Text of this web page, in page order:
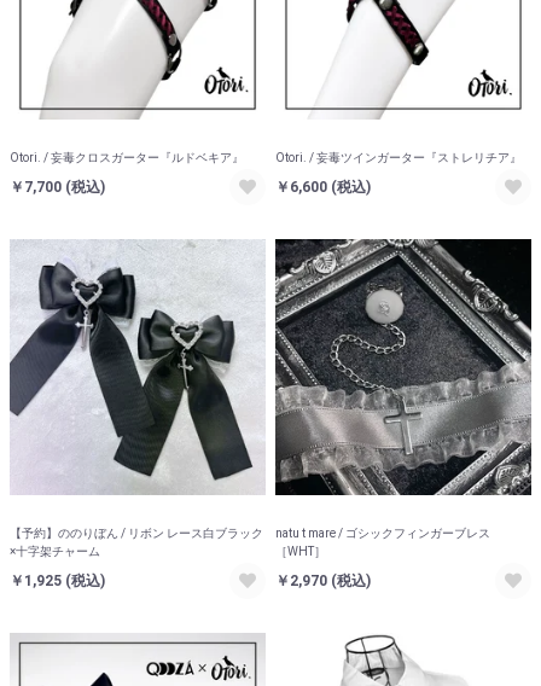
Otori. / 妄毒クロスガーター『ルドベキア』
￥7,700 (税込)
Otori. / 妄毒ツインガーター『ストレリチア』
￥6,600 (税込)
【予約】ののりぼん / リボン レース白ブラック
×十字架チャーム
￥1,925 (税込)
natu t mare / ゴシックフィンガーブレス
［WHT］
￥2,970 (税込)
お買い物を続ける カートへ進む